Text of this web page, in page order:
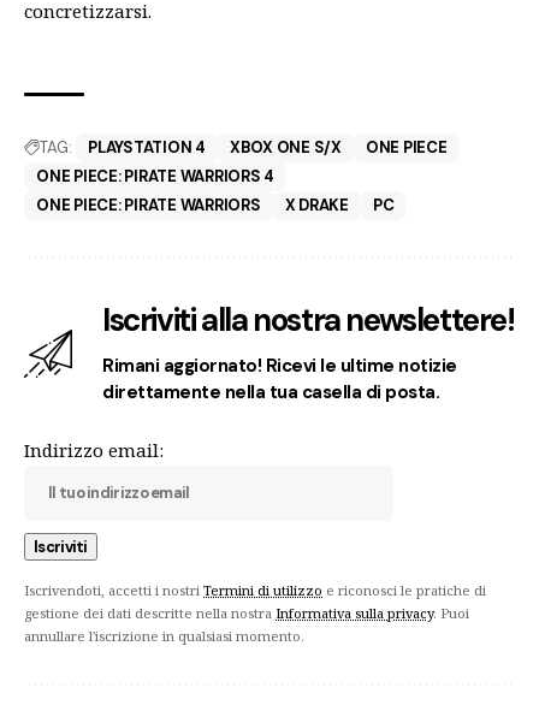
concretizzarsi.
TAG: PLAYSTATION 4 XBOX ONE S/X
ONE PIECE
ONE PIECE: PIRATE WARRIORS 4
ONE PIECE: PIRATE WARRIORS
X DRAKE PC
Iscriviti alla nostra newslettere!
Rimani aggiornato! Ricevi le ultime notizie
direttamente nella tua casella di posta.
Indirizzo email:
Iscrivendoti, accetti i nostri Termini di utilizzo e riconosci le pratiche di
gestione dei dati descritte nella nostra Informativa sulla privacy. Puoi
annullare l'iscrizione in qualsiasi momento.